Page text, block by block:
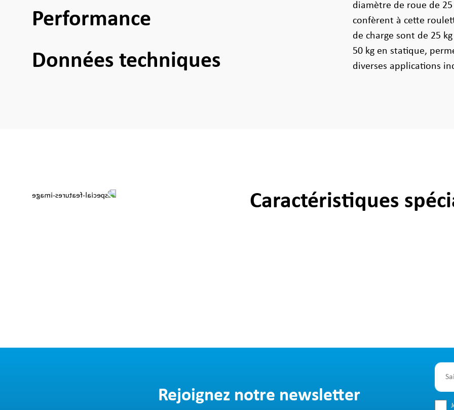
Performance
Données techniques
diamètre de roue de
confèrent à cette
de charge sont de 25
50 kg en statique,
diverses applications
Caractéristiques
Rejoignez notre newsletter